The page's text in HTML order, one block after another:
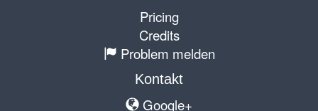
Pricing
Credits
Problem melden
Kontakt
Google+